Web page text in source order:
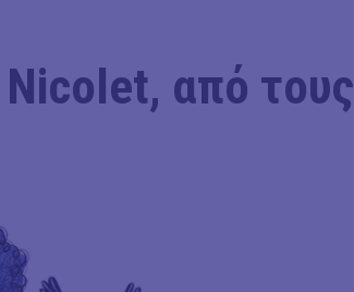
από τους